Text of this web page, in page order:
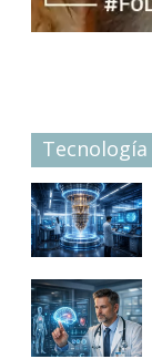
Tecnología